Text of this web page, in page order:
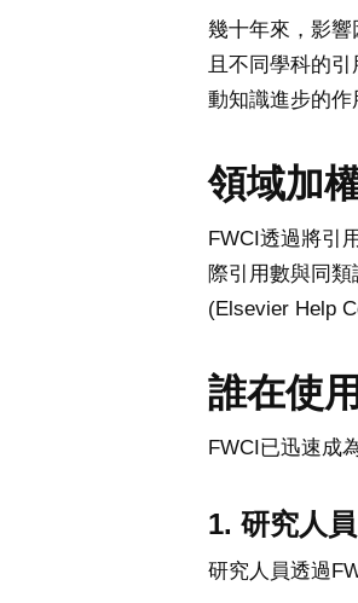
幾十年來，影響
且不同學科的
動知識進步的作
領域加
FWCI透過將引
際引用數與同
(Elsevier Help
誰在使
FWCI已迅速成
1. 研究人員
研究人員透過